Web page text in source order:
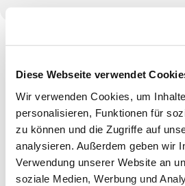
Diese Webseite verwendet
Wir verwenden Cookies, um
personalisieren, Funktionen für
zu können und die Zugriffe auf
analysieren. Außerdem geben wir
Verwendung unserer Website an
soziale Medien, Werbung und
15 bis 17 Uhr.
Um Anmeldung wird im